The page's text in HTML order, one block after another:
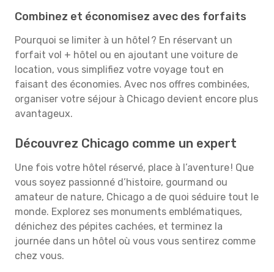
Combinez et économisez avec des forfaits
Pourquoi se limiter à un hôtel ? En réservant un
forfait vol + hôtel ou en ajoutant une voiture de
location, vous simplifiez votre voyage tout en
faisant des économies. Avec nos offres combinées,
organiser votre séjour à Chicago devient encore plus
avantageux.
Découvrez Chicago comme un expert
Une fois votre hôtel réservé, place à l’aventure ! Que
vous soyez passionné d’histoire, gourmand ou
amateur de nature, Chicago a de quoi séduire tout le
monde. Explorez ses monuments emblématiques,
dénichez des pépites cachées, et terminez la
journée dans un hôtel où vous vous sentirez comme
chez vous.